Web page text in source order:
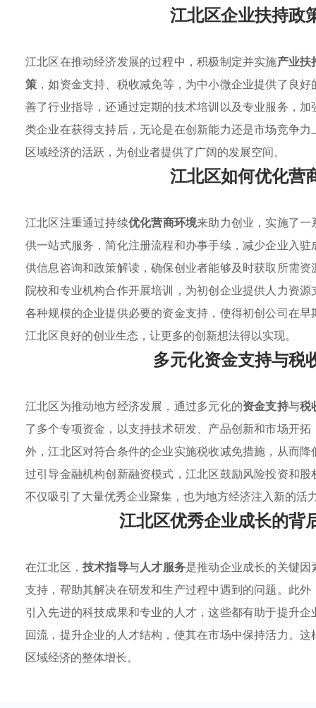
江北区企业扶持政
江北区在推动经济发展的过程中，积极制定并实施产业扶
策 ，如资金支持、税收减免等，为中小微企业提供了良
善了行业指导，还通过定期的技术培训以及专业服务，
类企业在获得支持后，无论是在创新能力还是市场竞争
区域经济的活跃，为创业者提供了广阔的发展空间。
江北区如何优化营
江北区注重通过持续优化营商环境来助力创业，实施了
供一站式服务，简化注册流程和办事手续，减少企业入
供信息咨询和政策解读，确保创业者能够及时获取所需
院校和专业机构合作开展培训，为初创企业提供人力资
各种规模的企业提供必要的资金支持，使得初创公司在
江北区良好的创业生态，让更多的创新想法得以实现。
多元化资金支持与税
江北区为推动地方经济发展，通过多元化的资金支持与税
了多个专项资金，以支持技术研发、产品创新和市场开拓
外，江北区对符合条件的企业实施税收减免措施，从而
过引导金融机构创新融资模式，江北区鼓励风险投资和
不仅吸引了大量优秀企业聚集，也为地方经济注入新的活
江北区优秀企业成长的背
在江北区，技术指导与人才服务是推动企业成长的关键
支持，帮助其解决在研发和生产过程中遇到的问题。此
引入先进的科技成果和专业的人才，这些都有助于提升
回流，提升企业的人才结构，使其在市场中保持活力。
区域经济的整体增长。